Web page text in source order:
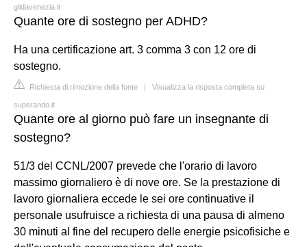
gildavenezia.it
Quante ore di sostegno per ADHD?
Ha una certificazione art. 3 comma 3 con 12 ore di
sostegno.
Richiesta di rimozione della fonte | Visualizza la risposta completa su
superando.it
Quante ore al giorno può fare un insegnante di
sostegno?
51/3 del CCNL/2007 prevede che l'orario di lavoro
massimo giornaliero è di nove ore. Se la prestazione di
lavoro giornaliera eccede le sei ore continuative il
personale usufruisce a richiesta di una pausa di almeno
30 minuti al fine del recupero delle energie psicofisiche e